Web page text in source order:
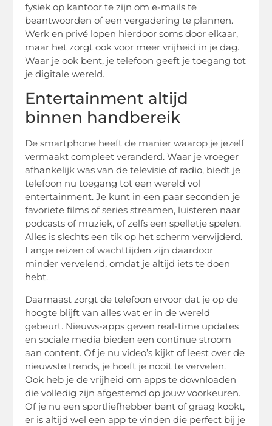
fysiek op kantoor te zijn om e-mails te
beantwoorden of een vergadering te plannen.
Werk en privé lopen hierdoor soms door elkaar,
maar het zorgt ook voor meer vrijheid in je dag.
Waar je ook bent, je telefoon geeft je toegang tot
je digitale wereld.
Entertainment altijd
binnen handbereik
De smartphone heeft de manier waarop je jezelf
vermaakt compleet veranderd. Waar je vroeger
afhankelijk was van de televisie of radio, biedt je
telefoon nu toegang tot een wereld vol
entertainment. Je kunt in een paar seconden je
favoriete films of series streamen, luisteren naar
podcasts of muziek, of zelfs een spelletje spelen.
Alles is slechts een tik op het scherm verwijderd.
Lange reizen of wachttijden zijn daardoor
minder vervelend, omdat je altijd iets te doen
hebt.
Daarnaast zorgt de telefoon ervoor dat je op de
hoogte blijft van alles wat er in de wereld
gebeurt. Nieuws-apps geven real-time updates
en sociale media bieden een continue stroom
aan content. Of je nu video’s kijkt of leest over de
nieuwste trends, je hoeft je nooit te vervelen.
Ook heb je de vrijheid om apps te downloaden
die volledig zijn afgestemd op jouw voorkeuren.
Of je nu een sportliefhebber bent of graag kookt,
er is altijd wel een app te vinden die perfect bij je